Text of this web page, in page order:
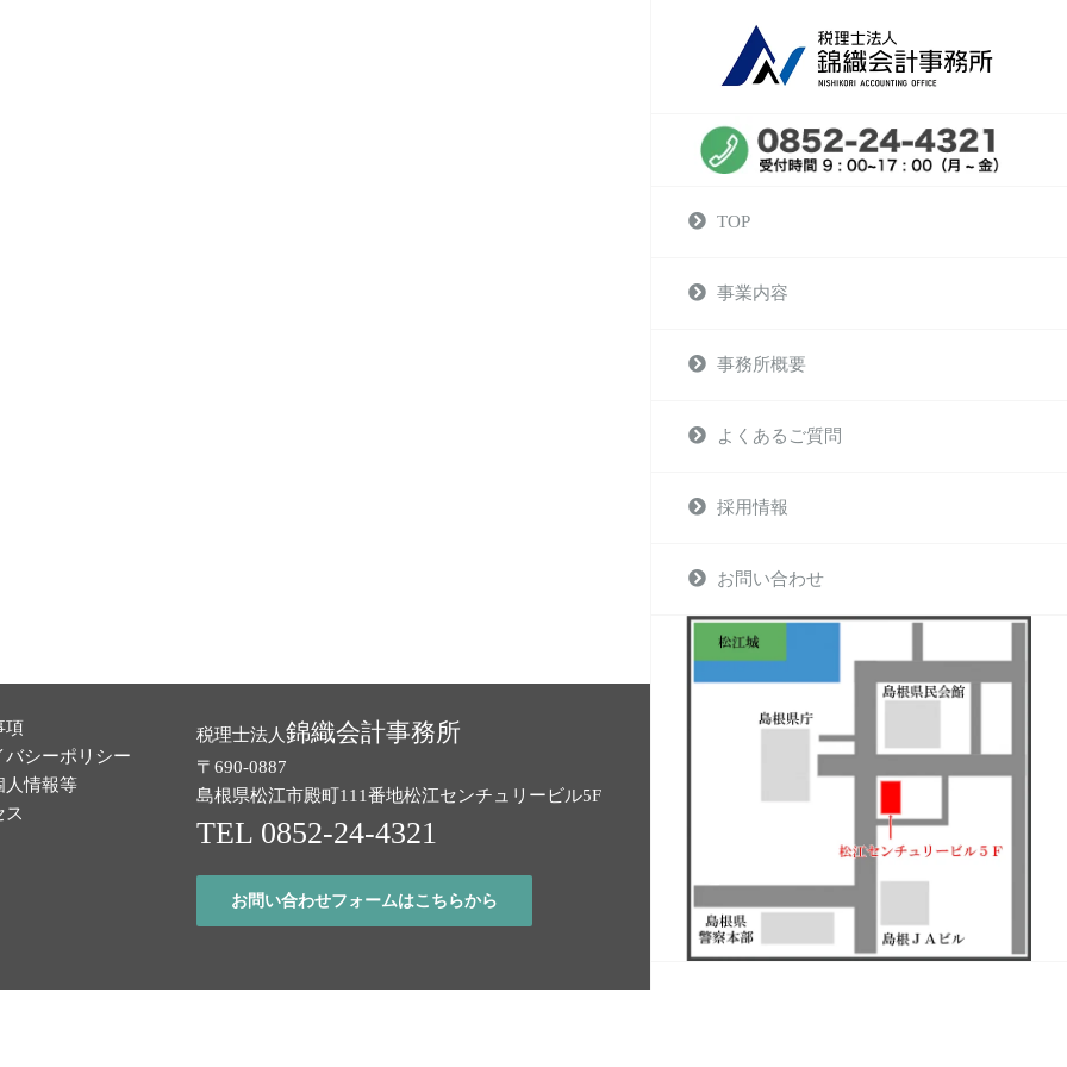
TOP
事業内容
事務所概要
よくあるご質問
採用情報
お問い合わせ
項
バシーポリシー
人情報等
ス
税理士法人錦織会計事務所
〒690-0887
島根県松江市殿町111番地松江センチュリービル5F
TEL 0852-24-4321
お問い合わせフォームはこちらから